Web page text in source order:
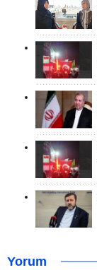
Yorum